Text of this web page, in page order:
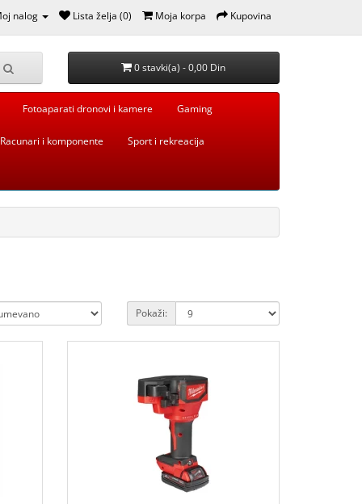
nalog Lista želja (0) Moja korpa Kupovina
0 stavki(a) - 0,00 Din
Fotoaparati dronovi i kamere Gaming
Racunari i komponente Sport i rekreacija
Pokaži: